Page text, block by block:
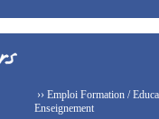
›› Emploi Formation /
Enseignement